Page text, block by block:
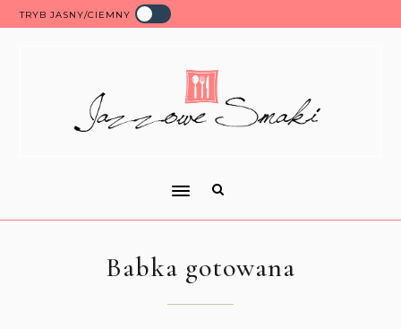
TRYB JASNY/CIEMNY
Babka gotowana